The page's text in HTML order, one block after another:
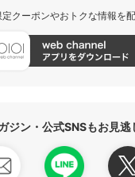
クーポンやおトクな情報を配
ジン・公式SNSもお見逃